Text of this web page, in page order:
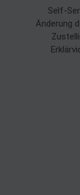
Self-
Änderung